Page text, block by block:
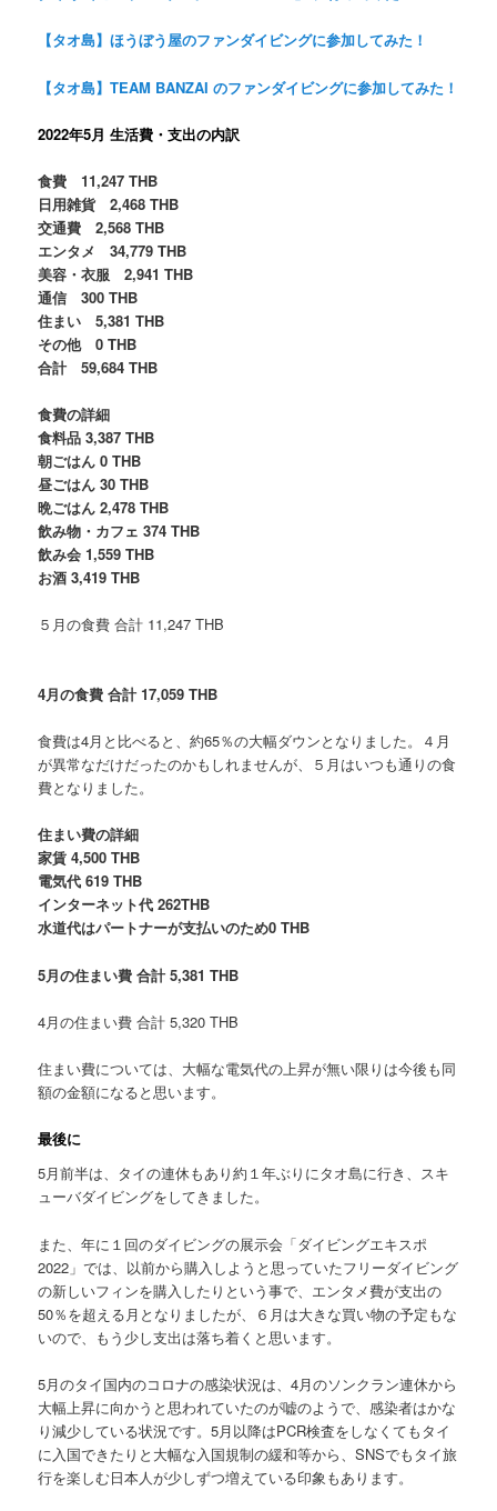
【タオ島】ほうぼう屋のファンダイビングに参加してみた！
【タオ島】TEAM BANZAI のファンダイビングに参加してみた！
2022年5月 生活費・支出の内訳
食費 11,247 THB
日用雑貨 2,468 THB
交通費 2,568 THB
エンタメ 34,779 THB
美容・衣服 2,941 THB
通信 300 THB
住まい 5,381 THB
その他 0 THB
合計 59,684 THB
食費の詳細
食料品 3,387 THB
朝ごはん 0 THB
昼ごはん 30 THB
晩ごはん 2,478 THB
飲み物・カフェ 374 THB
飲み会 1,559 THB
お酒 3,419 THB
５月の食費 合計 11,247 THB
4月の食費 合計 17,059 THB
食費は4月と比べると、約65％の大幅ダウンとなりました。４月
が異常なだけだったのかもしれませんが、５月はいつも通りの食
費となりました。
住まい費の詳細
家賃 4,500 THB
電気代 619 THB
インターネット代 262THB
水道代はパートナーが支払いのため0 THB
5月の住まい費 合計 5,381 THB
4月の住まい費 合計 5,320 THB
住まい費については、大幅な電気代の上昇が無い限りは今後も同
額の金額になると思います。
最後に
5月前半は、タイの連休もあり約１年ぶりにタオ島に行き、スキ
ューバダイビングをしてきました。
また、年に１回のダイビングの展示会「ダイビングエキスポ
2022」では、以前から購入しようと思っていたフリーダイビング
の新しいフィンを購入したりという事で、エンタメ費が支出の
50％を超える月となりましたが、６月は大きな買い物の予定もな
いので、もう少し支出は落ち着くと思います。
5月のタイ国内のコロナの感染状況は、4月のソンクラン連休から
大幅上昇に向かうと思われていたのが嘘のようで、感染者はかな
り減少している状況です。5月以降はPCR検査をしなくてもタイ
に入国できたりと大幅な入国規制の緩和等から、SNSでもタイ旅
行を楽しむ日本人が少しずつ増えている印象もあります。